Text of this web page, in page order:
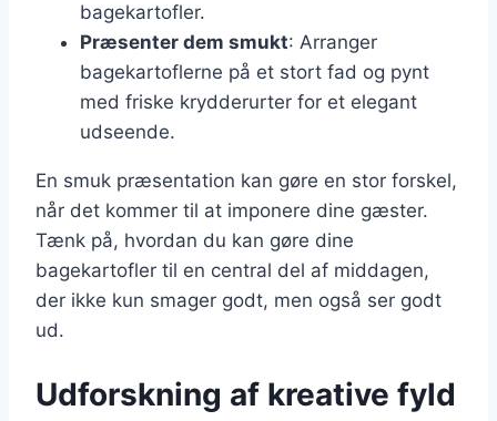
bagekartofler.
Præsenter dem smukt: Arranger
bagekartoflerne på et stort fad og pynt
med friske krydderurter for et elegant
udseende.
En smuk præsentation kan gøre en stor forskel,
når det kommer til at imponere dine gæster.
Tænk på, hvordan du kan gøre dine
bagekartofler til en central del af middagen,
der ikke kun smager godt, men også ser godt
ud.
Udforskning af kreative fyld